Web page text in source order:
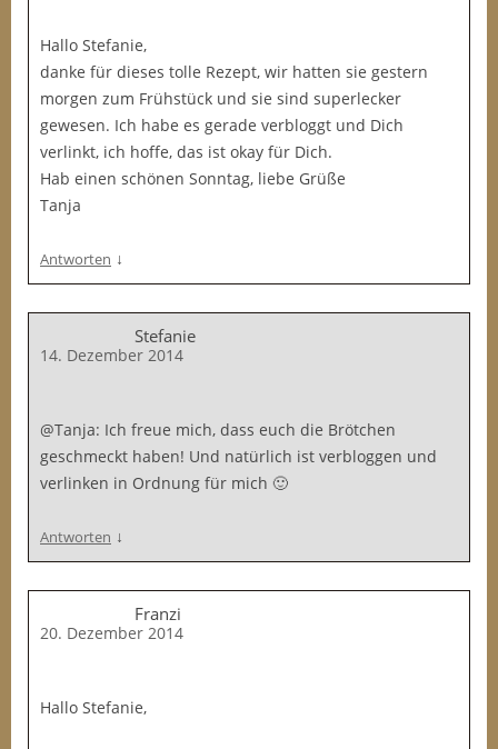
Hallo Stefanie,
danke für dieses tolle Rezept, wir hatten sie gestern
morgen zum Frühstück und sie sind superlecker
gewesen. Ich habe es gerade verbloggt und Dich
verlinkt, ich hoffe, das ist okay für Dich.
Hab einen schönen Sonntag, liebe Grüße
Tanja
Antworten ↓
Stefanie
14. Dezember 2014
@Tanja: Ich freue mich, dass euch die Brötchen
geschmeckt haben! Und natürlich ist verbloggen und
verlinken in Ordnung für mich 🙂
Antworten ↓
Franzi
20. Dezember 2014
Hallo Stefanie,